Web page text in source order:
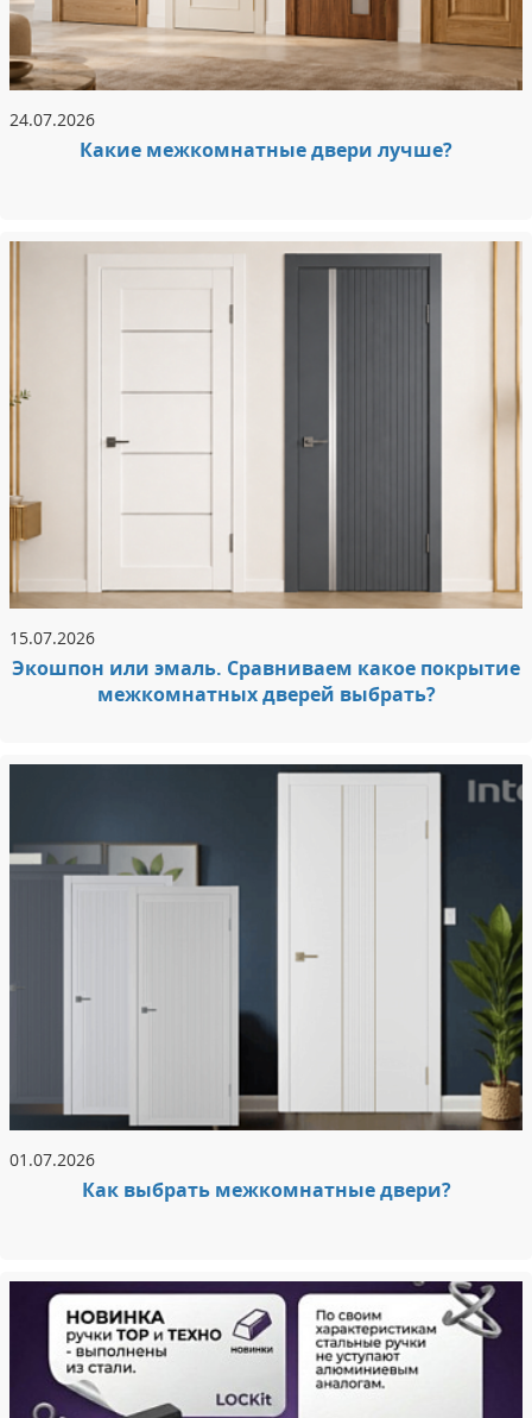
24.07.2026
Какие межкомнатные двери лучше?
15.07.2026
Экошпон или эмаль. Сравниваем какое покрытие
межкомнатных дверей выбрать?
01.07.2026
Как выбрать межкомнатные двери?